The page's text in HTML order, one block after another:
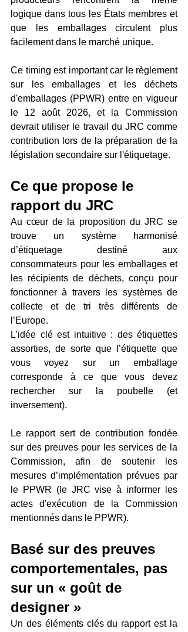
logique dans tous les États membres et
que les emballages circulent plus
facilement dans le marché unique.
Ce timing est important car le règlement
sur les emballages et les déchets
d'emballages (PPWR) entre en vigueur
le 12 août 2026, et la Commission
devrait utiliser le travail du JRC comme
contribution lors de la préparation de la
législation secondaire sur l'étiquetage.
Ce que propose le
rapport du JRC
Au cœur de la proposition du JRC se
trouve un système harmonisé
d’étiquetage destiné aux
consommateurs pour les emballages et
les récipients de déchets, conçu pour
fonctionner à travers les systèmes de
collecte et de tri très différents de
l’Europe.
L’idée clé est intuitive : des étiquettes
assorties, de sorte que l’étiquette que
vous voyez sur un emballage
corresponde à ce que vous devez
rechercher sur la poubelle (et
inversement).
Le rapport sert de contribution fondée
sur des preuves pour les services de la
Commission, afin de soutenir les
mesures d’implémentation prévues par
le PPWR (le JRC vise à informer les
actes d'exécution de la Commission
mentionnés dans le PPWR).
Basé sur des preuves
comportementales, pas
sur un « goût de
designer »
Un des éléments clés du rapport est la